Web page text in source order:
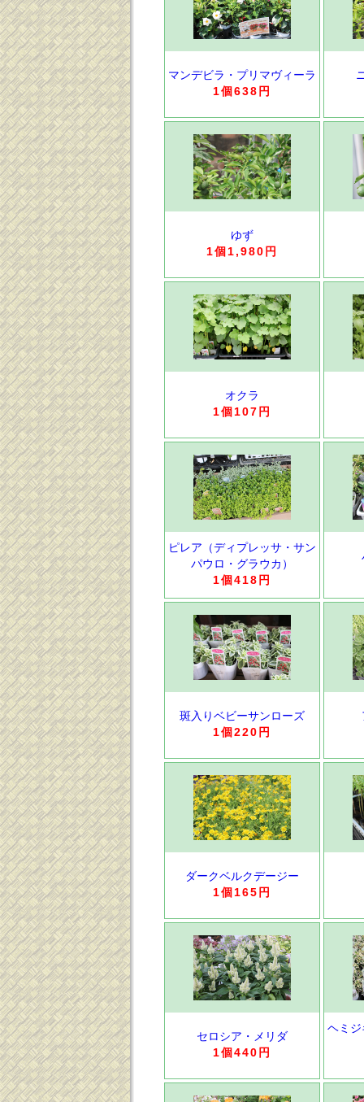
マンデビラ・プリマヴィーラ
1個638円
ゆず
1個1,980円
オクラ
1個107円
ピレア（ディプレッサ・サン
パウロ・グラウカ）
1個418円
斑入りベビーサンローズ
1個220円
ダークベルクデージー
1個165円
セロシア・メリダ
1個440円
ヘミ